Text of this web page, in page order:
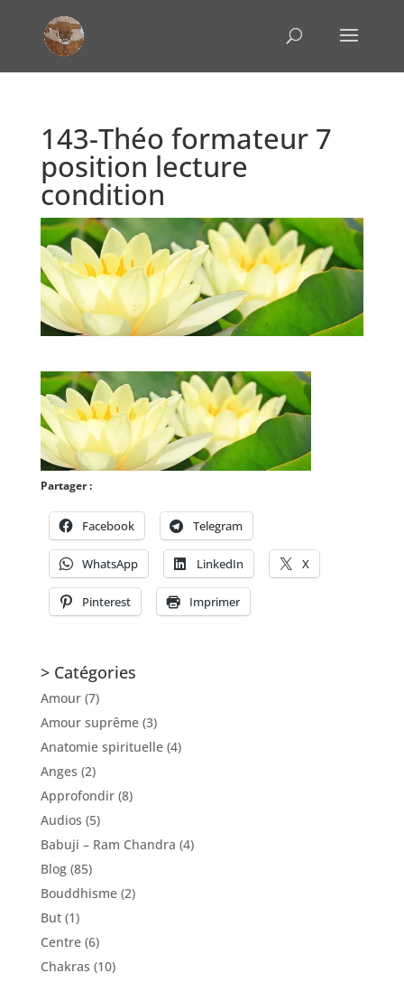
143-Théo formateur 7
position lecture
condition
Partager :
Facebook Telegram
WhatsApp LinkedIn X
Pinterest Imprimer
> Catégories
Amour(7)
Amour suprême(3)
Anatomie spirituelle(4)
Anges (2)
Approfondir(8)
Audios (5)
Babuji – Ram Chandra (4)
Blog(85)
Bouddhisme(2)
But(1)
Centre(6)
Chakras (10)